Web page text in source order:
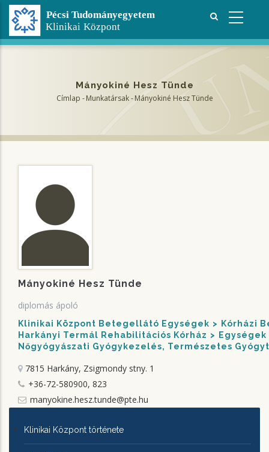
Ugrás
tartalomra
Mányokiné Hesz Tünde
Címlap - Munkatársak - Mányokiné Hesz Tünde
Mányokiné Hesz Tünde
diplomás ápoló
Klinikai Központ Betegellátó Egységek
Kórházi
Harkányi Termál Rehabilitációs Kórház
Egységek
Nőgyógyászati Gyógykezelés, Természetes
7815 Harkány, Zsigmondy stny. 1
+36-72-580900, 823
manyokine.hesz.tunde@pte.hu
KLINIKAI
KÖZPONTRÓL
Klinikai Központ története